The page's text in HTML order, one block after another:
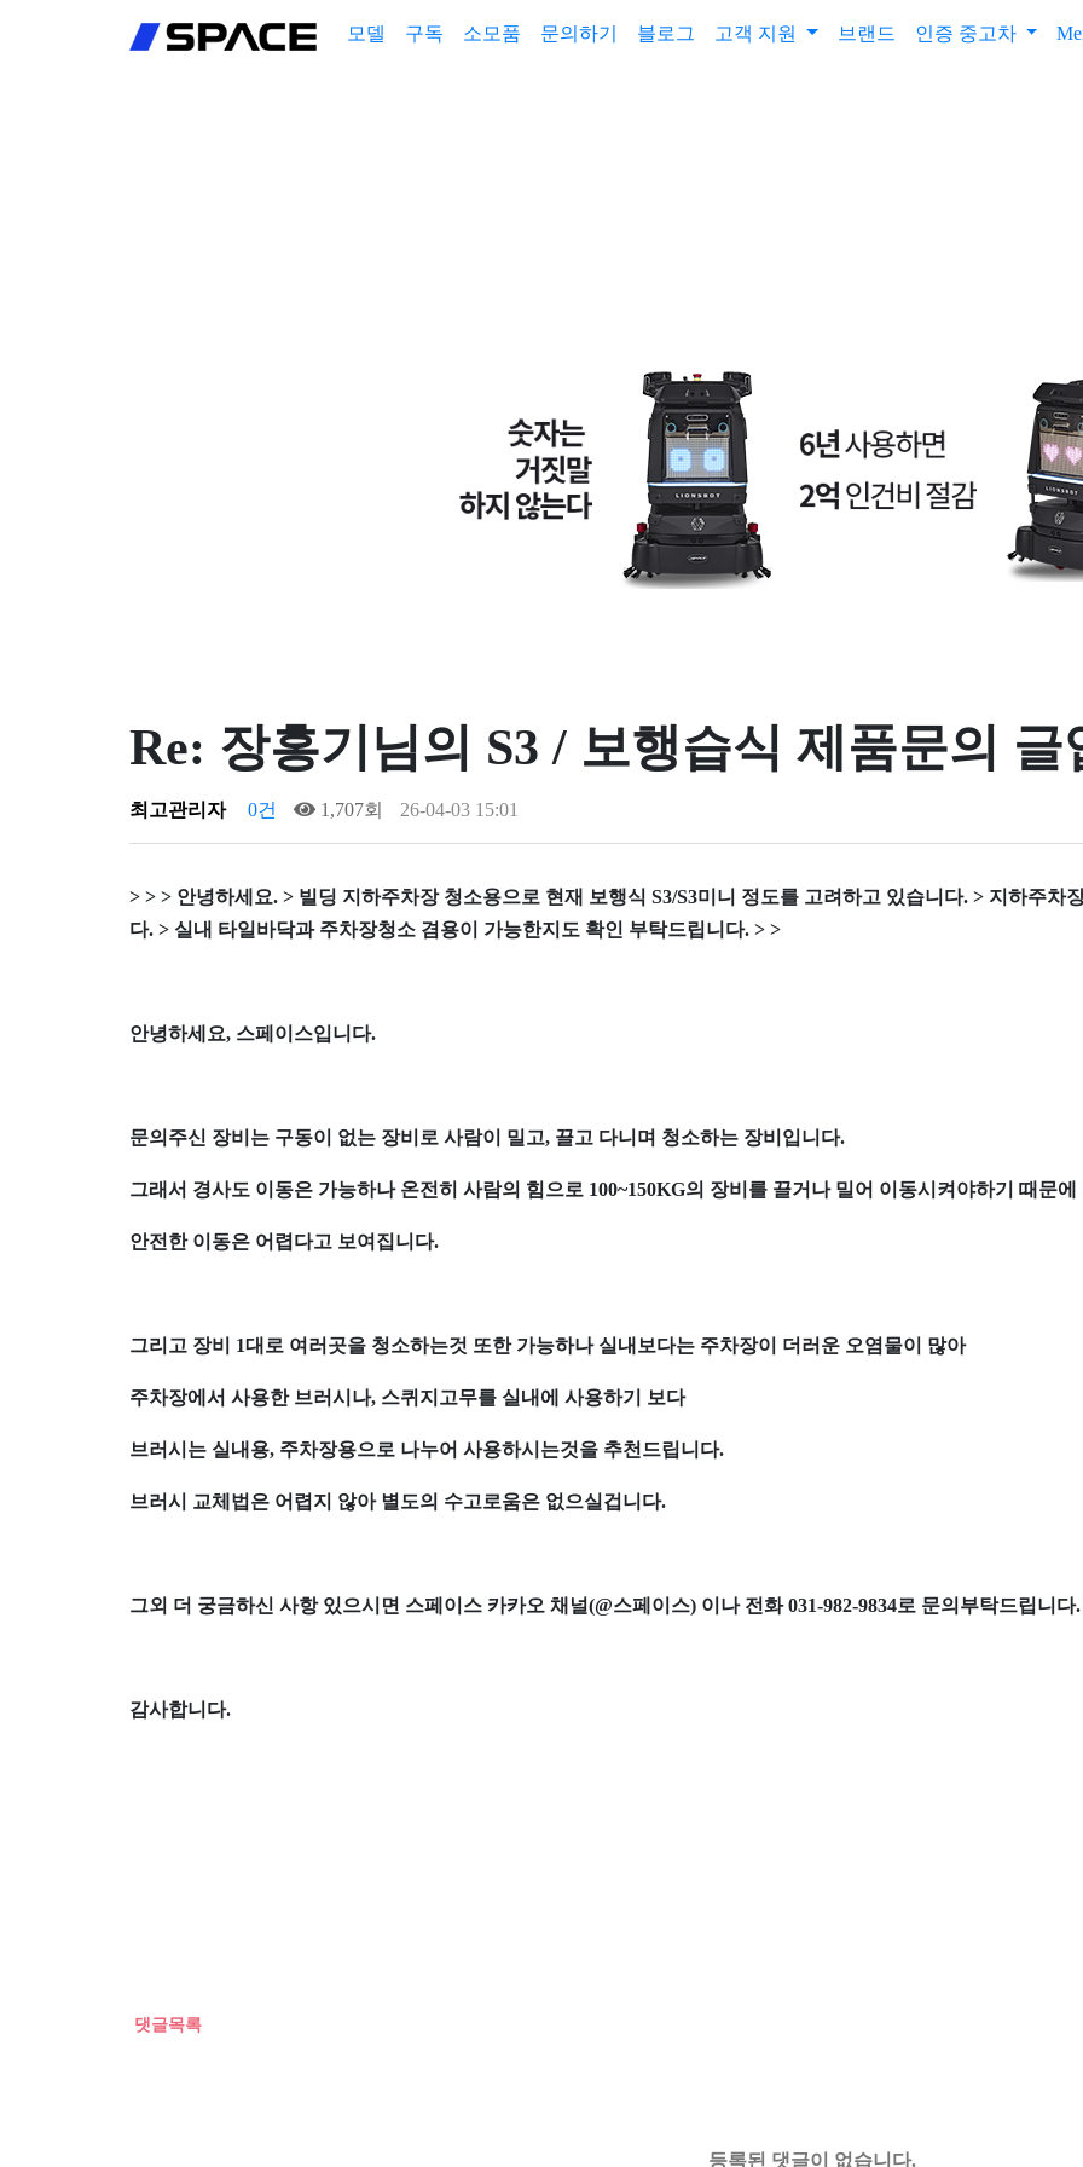
로그인
모델 구독 소모품 문의하기 블로그 고객 지원 브랜드 인증 중고차
Re: 장홍기님의 S3 / 보행습식 제품문의 글
최고관리자 0건 1,707회 26-04-03 15:01
> > > 안녕하세요. > 빌딩 지하주차장 청소용으로 현재 보행식 S3/S3미니 정도를 고려하고 있습니다. > 지하주차
다. > 실내 타일바닥과 주차장청소 겸용이 가능한지도 확인 부탁드립니다. > >
안녕하세요, 스페이스입니다.
문의주신 장비는 구동이 없는 장비로 사람이 밀고, 끌고 다니며 청소하는 장비입니다.
그래서 경사도 이동은 가능하나 온전히 사람의 힘으로 100~150KG의 장비를 끌거나 밀어 이동시켜야하기 때문
안전한 이동은 어렵다고 보여집니다.
그리고 장비 1대로 여러곳을 청소하는것 또한 가능하나 실내보다는 주차장이 더러운 오염물이 많아
주차장에서 사용한 브러시나, 스퀴지고무를 실내에 사용하기 보다
브러시는 실내용, 주차장용으로 나누어 사용하시는것을 추천드립니다.
브러시 교체법은 어렵지 않아 별도의 수고로움은 없으실겁니다.
그외 더 궁금하신 사항 있으시면 스페이스 카카오 채널(@스페이스) 이나 전화 031-982-9834로 문의부탁드립니다.
감사합니다.
댓글목록
등록된 댓글이 없습니다.